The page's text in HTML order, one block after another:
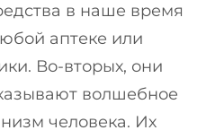
в наше время
аптеке или
Во-вторых, они
волшебное
человека. Их